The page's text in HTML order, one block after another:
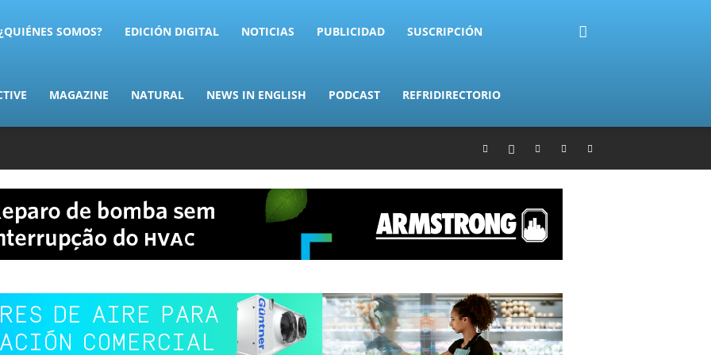
SOMOS? EDICIÓN DIGITAL NOTICIAS PUBLICIDAD SUSCRIPCIÓN
MAGAZINE NATURAL NEWS IN ENGLISH PODCAST REFRIDIRECTORIO